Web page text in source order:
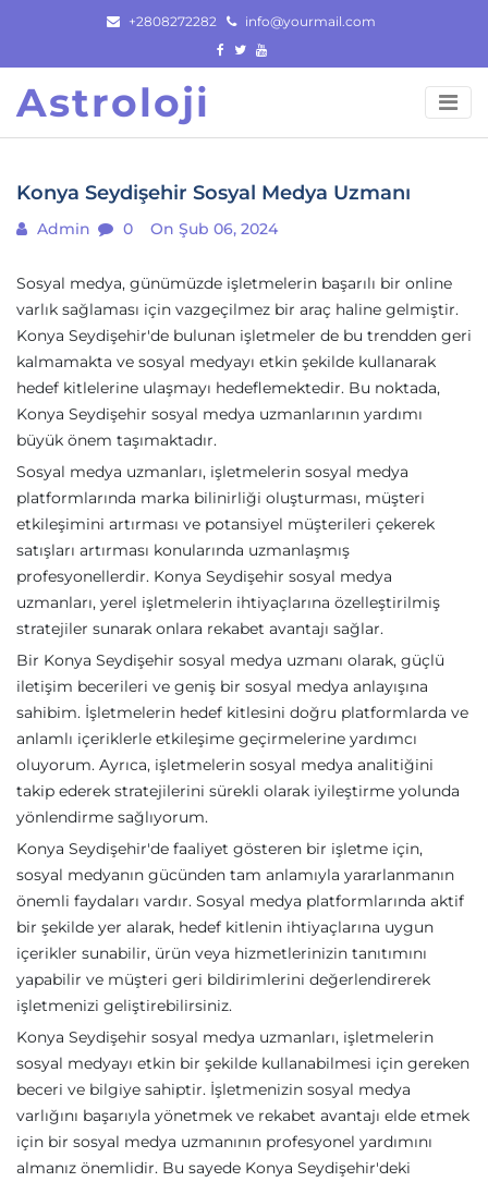
content
+2808272282 info@yourmail.com
Astroloji
Konya Seydişehir Sosyal Medya Uzmanı
Admin 0 On Şub 06, 2024
Sosyal medya, günümüzde işletmelerin başarılı bir online
varlık sağlaması için vazgeçilmez bir araç haline gelmiştir.
Konya Seydişehir'de bulunan işletmeler de bu trendden geri
kalmamakta ve sosyal medyayı etkin şekilde kullanarak
hedef kitlelerine ulaşmayı hedeflemektedir. Bu noktada,
Konya Seydişehir sosyal medya uzmanlarının yardımı
büyük önem taşımaktadır.
Sosyal medya uzmanları, işletmelerin sosyal medya
platformlarında marka bilinirliği oluşturması, müşteri
etkileşimini artırması ve potansiyel müşterileri çekerek
satışları artırması konularında uzmanlaşmış
profesyonellerdir. Konya Seydişehir sosyal medya
uzmanları, yerel işletmelerin ihtiyaçlarına özelleştirilmiş
stratejiler sunarak onlara rekabet avantajı sağlar.
Bir Konya Seydişehir sosyal medya uzmanı olarak, güçlü
iletişim becerileri ve geniş bir sosyal medya anlayışına
sahibim. İşletmelerin hedef kitlesini doğru platformlarda ve
anlamlı içeriklerle etkileşime geçirmelerine yardımcı
oluyorum. Ayrıca, işletmelerin sosyal medya analitiğini
takip ederek stratejilerini sürekli olarak iyileştirme yolunda
yönlendirme sağlıyorum.
Konya Seydişehir'de faaliyet gösteren bir işletme için,
sosyal medyanın gücünden tam anlamıyla yararlanmanın
önemli faydaları vardır. Sosyal medya platformlarında aktif
bir şekilde yer alarak, hedef kitlenin ihtiyaçlarına uygun
içerikler sunabilir, ürün veya hizmetlerinizin tanıtımını
yapabilir ve müşteri geri bildirimlerini değerlendirerek
işletmenizi geliştirebilirsiniz.
Konya Seydişehir sosyal medya uzmanları, işletmelerin
sosyal medyayı etkin bir şekilde kullanabilmesi için gereken
beceri ve bilgiye sahiptir. İşletmenizin sosyal medya
varlığını başarıyla yönetmek ve rekabet avantajı elde etmek
için bir sosyal medya uzmanının profesyonel yardımını
almanız önemlidir. Bu sayede Konya Seydişehir'deki